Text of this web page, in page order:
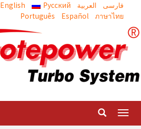
English Русский العربية
Português
Español ภาษาไทย